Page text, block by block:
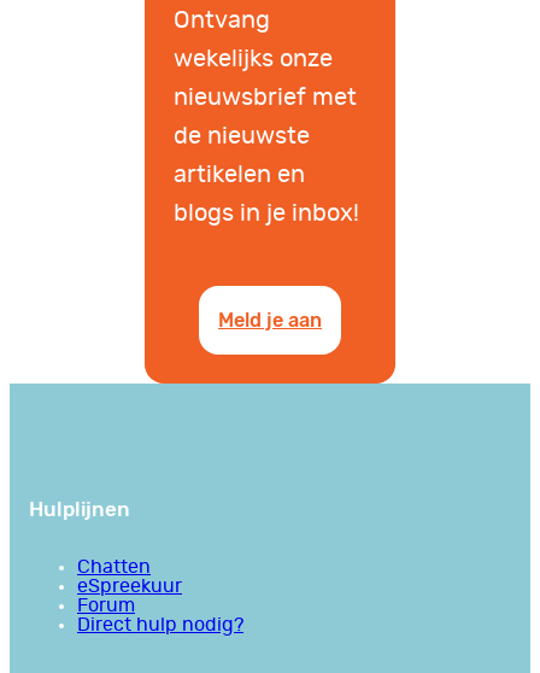
Ontvang
wekelijks onze
nieuwsbrief met
de nieuwste
artikelen en
blogs in je inbox!
Meld je aan
Hulplijnen
Chatten
eSpreekuur
Forum
Direct hulp nodig?